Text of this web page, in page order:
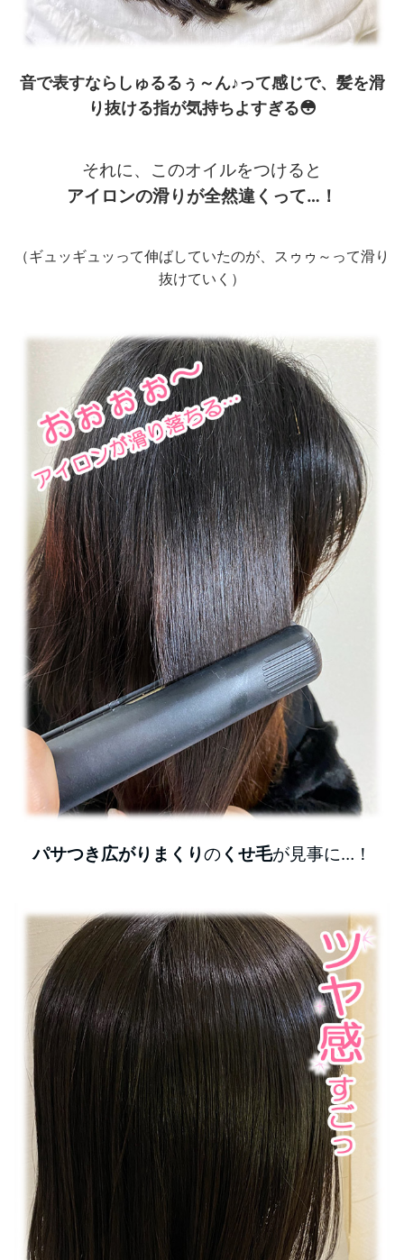
音で表すならしゅるるぅ～ん♪って感じで、髪を滑
り抜ける指が気持ちよすぎる😳
それに、このオイルをつけると
アイロンの滑りが全然違くって…！
（ギュッギュッって伸ばしていたのが、スゥゥ～って滑り
抜けていく）
パサつき広がりまくりの くせ毛が見事に…！